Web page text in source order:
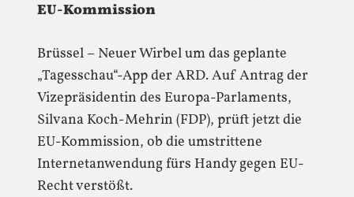
EU-Kommission
Brüssel – Neuer Wirbel um das geplante
„Tagesschau“-App der ARD. Auf Antrag der
Vizepräsidentin des Europa-Parlaments,
Silvana Koch-Mehrin (FDP), prüft jetzt die
EU-Kommission, ob die umstrittene
Internetanwendung fürs Handy gegen EU-
Recht verstößt.